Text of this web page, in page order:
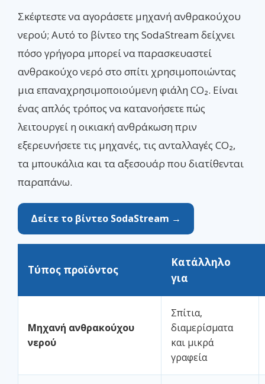
Σκέφτεστε να αγοράσετε μηχανή ανθρακούχου
νερού; Αυτό το βίντεο της SodaStream δείχνει
πόσο γρήγορα μπορεί να παρασκευαστεί
ανθρακούχο νερό στο σπίτι χρησιμοποιώντας
μια επαναχρησιμοποιούμενη φιάλη CO₂. Είναι
ένας απλός τρόπος να κατανοήσετε πώς
λειτουργεί η οικιακή ανθράκωση πριν
εξερευνήσετε τις μηχανές, τις ανταλλαγές CO₂,
τα μπουκάλια και τα αξεσουάρ που διατίθενται
παραπάνω.
Δείτε το βίντεο SodaStream →
Τύπος προϊόντος
Κατάλληλο
για
Μηχανή ανθρακούχου
νερού
Σπίτια,
διαμερίσματα
και μικρά
γραφεία